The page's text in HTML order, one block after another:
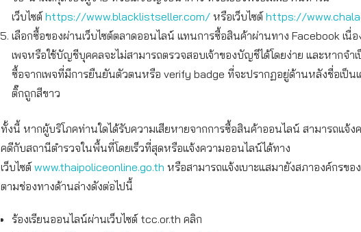
เว็บไซต์ https://www.blacklistseller.com/ หรือเว็บไซต์ https://
เลือกซื้อของผ่านเว็บไซต์ตลาดออนไลน์ แทนการซื้อสินค้าผ่านทาง Facebook เนื่อ
เพจหรือใช้บัญชีบุคคลจะไม่สามารถตรวจสอบเจ้าของบัญชีได้โดยง่าย และหากจำเ
ซื้อจากเพจที่มีการยืนยันตัวตนหรือ verify badge ที่จะปรากฏอยู่ด้านหลังชื่อเป็น
ติ๊กถูกสีขาว
ทั้งนี้ หากผู้บริโภคท่านใดได้รับความเสียหายจากการซื้อสินค้าออนไลน์ สามารถแจ้ง
คดีกับสถานีตำรวจในพื้นที่โดยเร็วที่สุดหรือแจ้งความออนไลน์ได้ทาง
เว็บไซต์ www.thaipoliceonline.go.th หรือสามารถแจ้งเบาะแสมายังสภาองค์กรขอ
ตามช่องทางด้านล่างดังต่อไปนี้
ร้องเรียนออนไลน์ผ่านเว็บไซต์ tcc.or.th คลิก